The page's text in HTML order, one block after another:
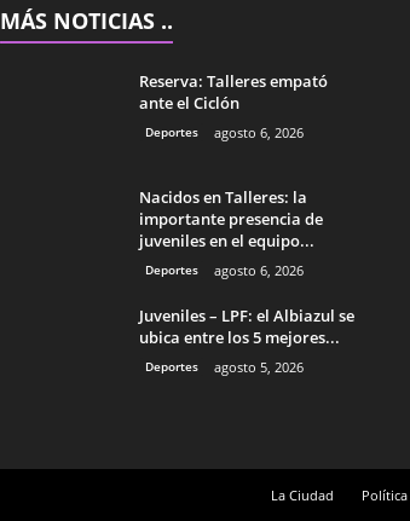
MÁS NOTICIAS ..
Reserva: Talleres empató
ante el Ciclón
Deportes agosto 6, 2026
Nacidos en Talleres: la
importante presencia de
juveniles en el equipo...
Deportes agosto 6, 2026
Juveniles – LPF: el Albiazul se
ubica entre los 5 mejores...
Deportes agosto 5, 2026
La Ciudad Política